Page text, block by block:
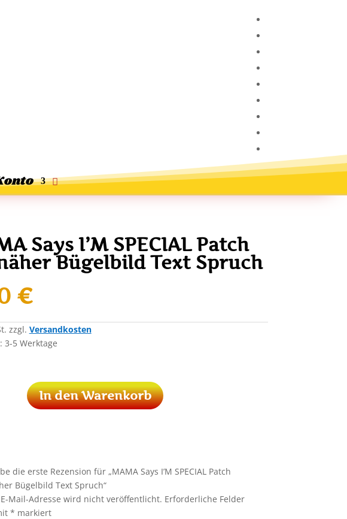
Says I’M SPECIAL Patch
Bügelbild Text Spruch
€
zzgl. Versandkosten
3-5 Werktage
In den Warenkorb
die erste Rezension für „MAMA Says I’M SPECIAL Patch
Bügelbild Text Spruch“
Mail-Adresse wird nicht veröffentlicht. Erforderliche Felder
* markiert